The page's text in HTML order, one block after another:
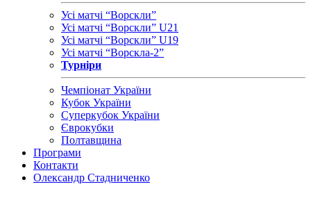
Усі матчі “Ворскли”
Усі матчі “Ворскли” U21
Усі матчі “Ворскли” U19
Усі матчі “Ворскла-2”
Турніри
Чемпіонат України
Кубок України
Суперкубок України
Єврокубки
Полтавщина
Програми
Контакти
Олександр Стадниченко